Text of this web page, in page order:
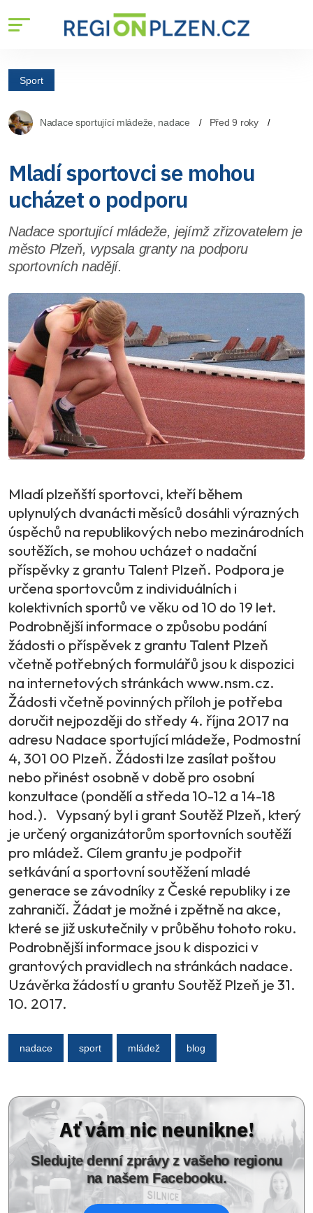
Sport
Nadace sportující mládeže, nadace Před 9 roky
Mladí sportovci se mohou
ucházet o podporu
Nadace sportující mládeže, jejímž zřizovatelem je
město Plzeň, vypsala granty na podporu
sportovních nadějí.
Mladí plzeňští sportovci, kteří během
uplynulých dvanácti měsíců dosáhli výrazných
úspěchů na republikových nebo mezinárodních
soutěžích, se mohou ucházet o nadační
příspěvky z grantu Talent Plzeň. Podpora je
určena sportovcům z individuálních i
kolektivních sportů ve věku od 10 do 19 let.
Podrobnější informace o způsobu podání
žádosti o příspěvek z grantu Talent Plzeň
včetně potřebných formulářů jsou k dispozici
na internetových stránkách www.nsm.cz.
Žádosti včetně povinných příloh je potřeba
doručit nejpozději do středy 4. října 2017 na
adresu Nadace sportující mládeže, Podmostní
4, 301 00 Plzeň. Žádosti lze zasílat poštou
nebo přinést osobně v době pro osobní
konzultace (pondělí a středa 10-12 a 14-18
hod.). Vypsaný byl i grant Soutěž Plzeň, který
je určený organizátorům sportovních soutěží
pro mládež. Cílem grantu je podpořit
setkávání a sportovní soutěžení mladé
generace se závodníky z České republiky i ze
zahraničí. Žádat je možné i zpětně na akce,
které se již uskutečnily v průběhu tohoto roku.
Podrobnější informace jsou k dispozici v
grantových pravidlech na stránkách nadace.
Uzávěrka žádostí u grantu Soutěž Plzeň je 31.
10. 2017.
nadace sport mládež blog
Ať vám nic neunikne!
Sledujte denní zprávy z vašeho regionu
na našem Facebooku.